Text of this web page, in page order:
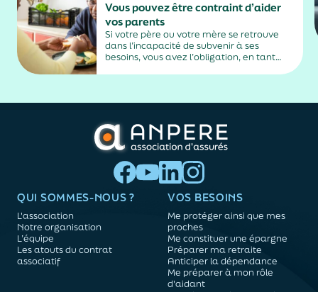
Vous pouvez être contraint d’aider
vos parents
Si votre père ou votre mère se retrouve
dans l’incapacité de subvenir à ses
besoins, vous avez l’obligation, en tant
qu’enfant, de l’héberger et de le nourrir, ou
QUI SOMMES-NOUS ?
L'association
Notre organisation
L’équipe
Les atouts du contrat
associatif
VOS BESOINS
Me protéger ainsi que mes
proches
Me constituer une épargne
Préparer ma retraite
Anticiper la dépendance
Me préparer à mon rôle
d'aidant